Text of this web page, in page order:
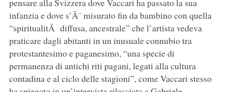
pensare alla Svizzera dove Vaccari ha passato la sua
infanzia e dove s’Ã¨ misurato fin da bambino con quella
“spiritualitÃ diffusa, ancestrale” che l’artista vedeva
praticare dagli abitanti in un inusuale connubio tra
protestantesimo e paganesimo, “una specie di
permanenza di antichi riti pagani, legati alla cultura
contadina e al ciclo delle stagioni”, come Vaccari stesso